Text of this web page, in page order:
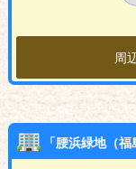
周
「腰浜緑地（